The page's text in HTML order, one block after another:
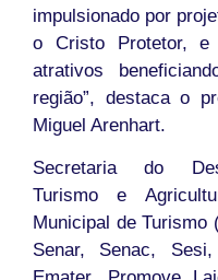
impulsionado por
o Cristo Protetor,
atrativos
região”, destaca o
Miguel Arenhart.
Secretaria do
Turismo e
Municipal de Turismo
Senar, Senac, Sesi,